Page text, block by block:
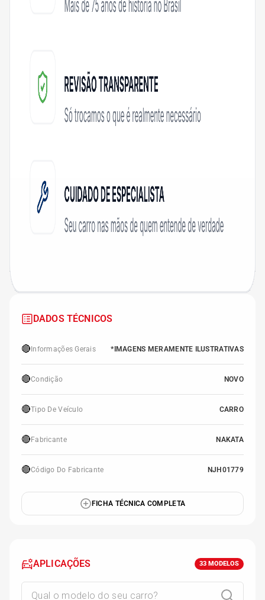
DADOS TÉCNICOS
🔴 Informações Gerais *IMAGENS MERAMENTE ILUSTRATIVAS
🔴Condição NOVO
🔴Tipo De Veículo CARRO
🔴 Fabricante NAKATA
🔴Código Do Fabricante NJH01779
FICHA TÉCNICA COMPLETA
APLICAÇÕES 33 MODELOS